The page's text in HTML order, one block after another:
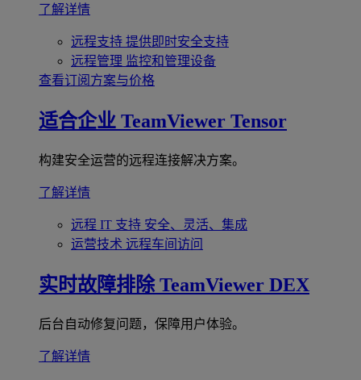
了解详情
远程支持 提供即时安全支持
远程管理 监控和管理设备
查看订阅方案与价格
适合企业 TeamViewer Tensor
构建安全运营的远程连接解决方案。
了解详情
远程 IT 支持 安全、灵活、集成
运营技术 远程车间访问
实时故障排除 TeamViewer DEX
后台自动修复问题，保障用户体验。
了解详情